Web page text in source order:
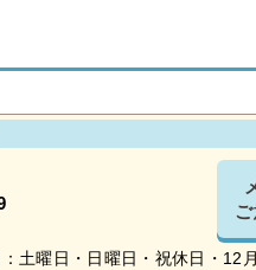
土曜日・日曜日・祝休日・12